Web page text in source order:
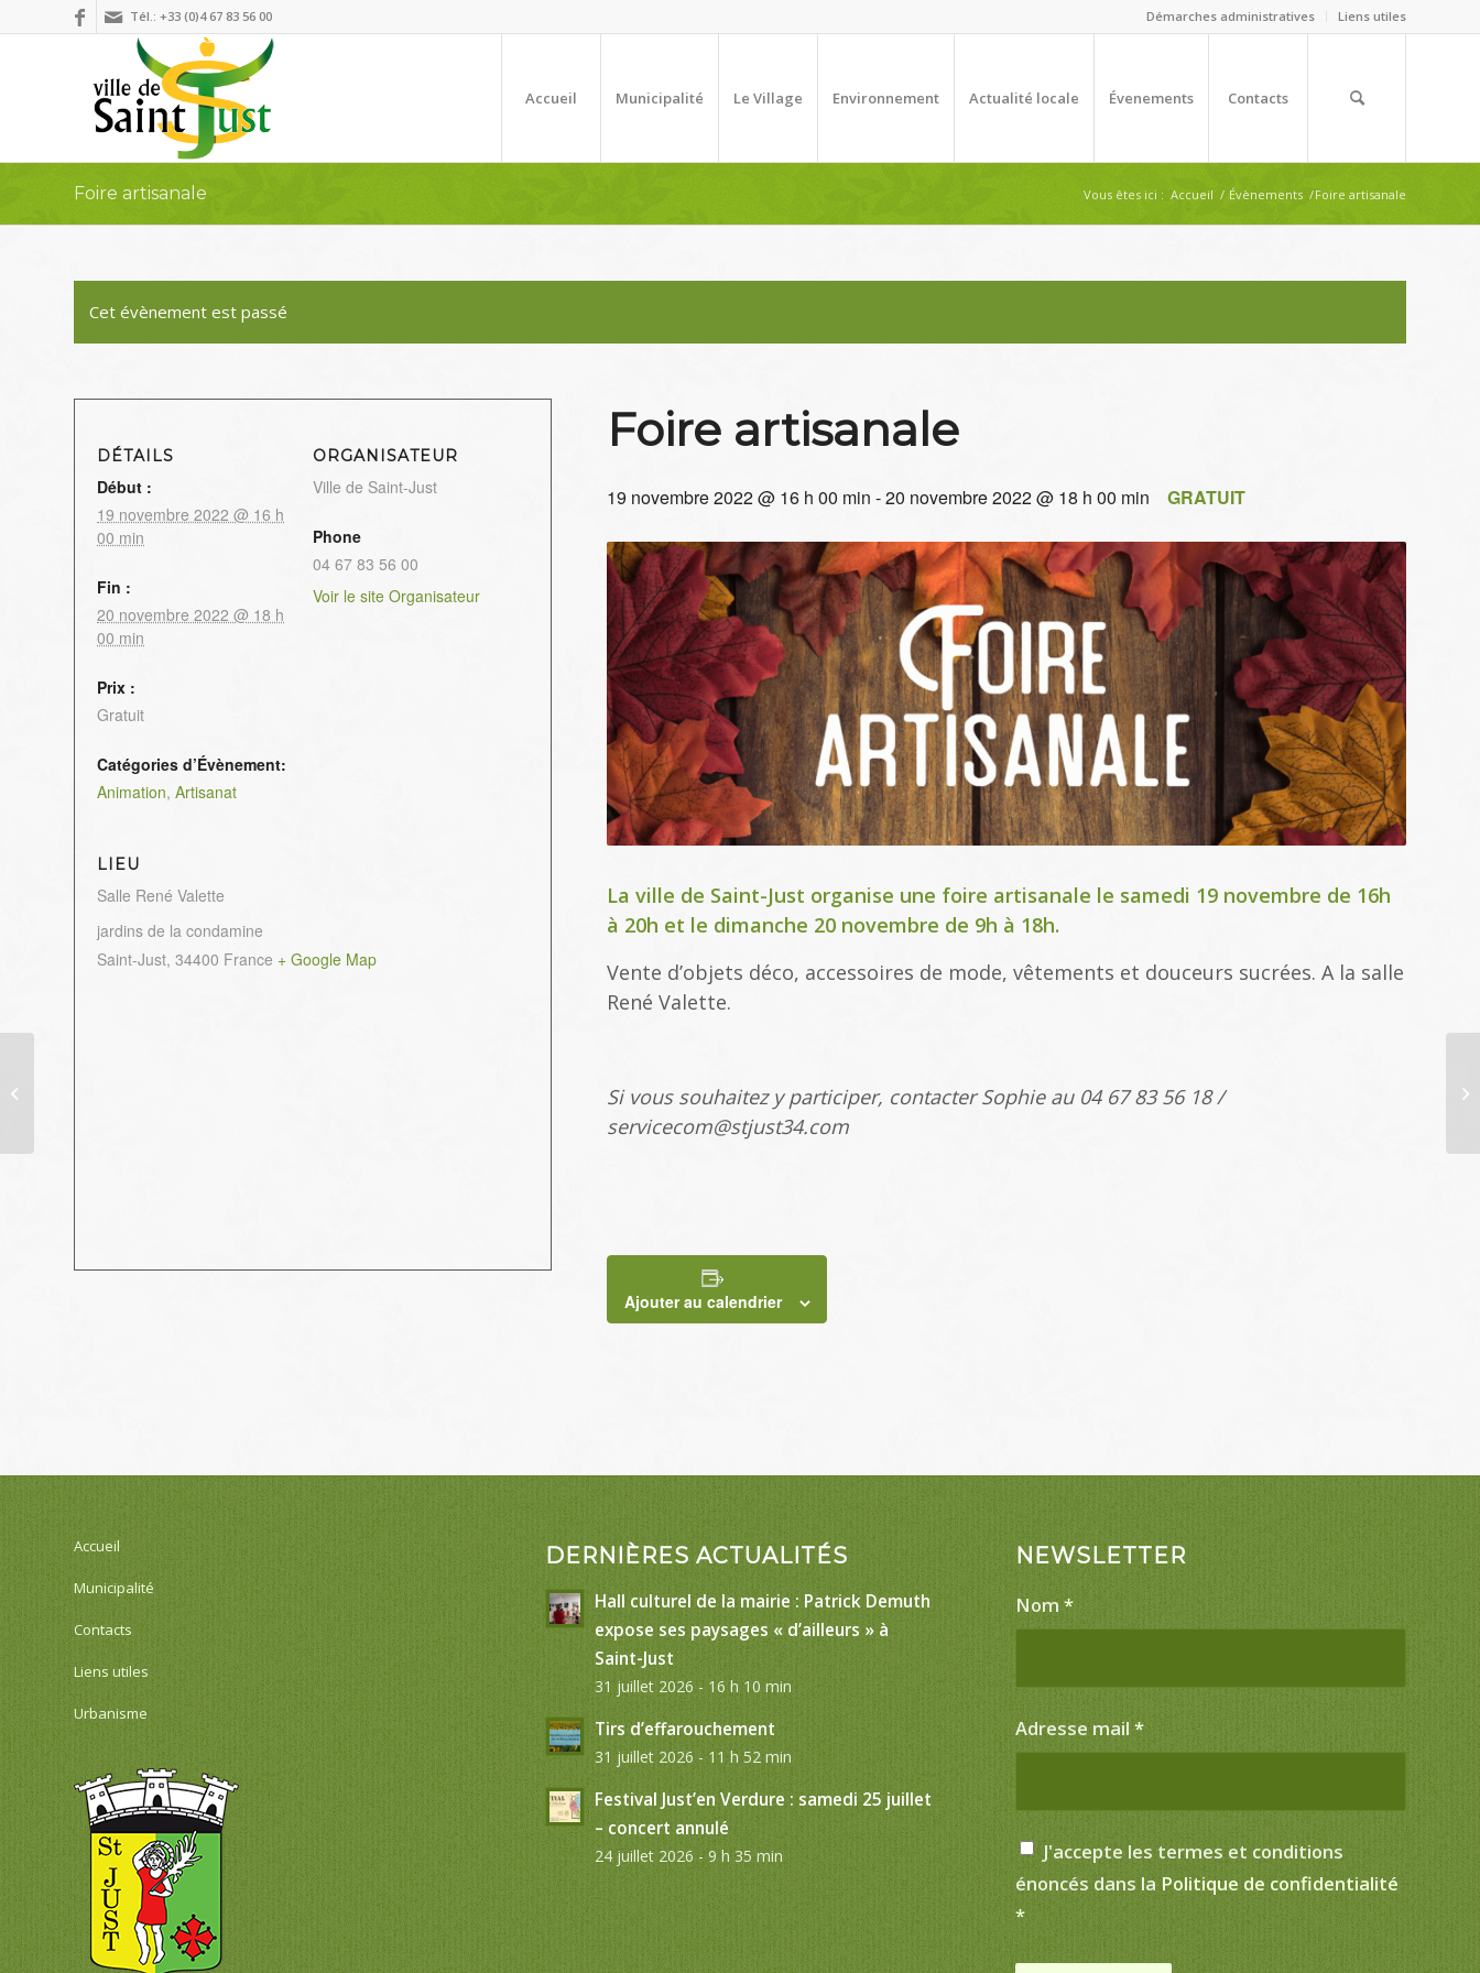
Démarches administratives Liens utiles
Tél.: +33 (0)4 67 83 56 00
Accueil Municipalité Le Village Environnement Actualité locale Évenements Contacts
Foire artisanale Vous êtes ici : Accueil / Évènements /Foire artisanale
Cet évènement est passé
Foire artisanale
19 novembre 2022 @ 16 h 00 min -20 novembre 2022 @ 18 h 00 min GRATUIT
La ville de Saint-Just organise une foire artisanale le samedi 19 novembre de 16h
à 20h et le dimanche 20 novembre de 9h à 18h.
Vente d’objets déco, accessoires de mode, vêtements et douceurs sucrées. A la salle
René Valette.
Si vous souhaitez y participer, contacter Sophie au 04 67 83 56 18 /
servicecom@stjust34.com
Ajouter au calendrier
DÉTAILS
Début :
19 novembre 2022 @ 16 h
00 min
Fin :
20 novembre 2022 @ 18 h
00 min
Prix :
Gratuit
Catégories d’Évènement:
Animation, Artisanat
ORGANISATEUR
Ville de Saint-Just
Phone
04 67 83 56 00
Voir le site Organisateur
LIEU
Salle René Valette
jardins de la condamine
Saint-Just, 34400 France + Google Map
Accueil
Municipalité
Contacts
Liens utiles
Urbanisme
DERNIÈRES ACTUALITÉS
Hall culturel de la mairie : Patrick Demuth
expose ses paysages « d’ailleurs » à
Saint-Just
31 juillet 2026 - 16 h 10 min
Tirs d’effarouchement
31 juillet 2026 - 11 h 52 min
Festival Just’en Verdure : samedi 25 juillet
– concert annulé
24 juillet 2026 - 9 h 35 min
NEWSLETTER
Nom*
Adresse mail*
J'accepte les termes et conditions
énoncés dans la Politique de confidentialité
*